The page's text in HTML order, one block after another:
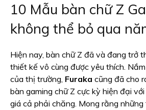
10 Mẫu bàn chữ Z
không thể bỏ qua
Hiện nay, bàn chữ Z đã và đang trở
thiết kế vô cùng được yêu thích.
của thị trường, Furaka cũng đã cho
bàn gaming chữ Z cực kỳ hiện đại
giá cả phải chăng. Mong rằng